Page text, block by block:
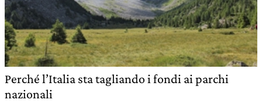
Perché l’Italia sta tagliando i fondi ai parchi
nazionali